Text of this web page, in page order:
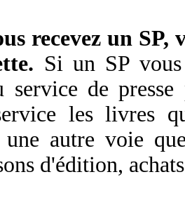
recevez un SP,
Si un SP
service de
les livres
autre voie
d'édition,